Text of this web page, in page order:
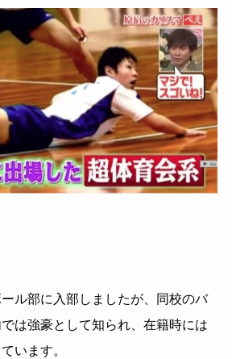
ル部に入部しましたが、同校のバ
は強豪として知られ、在籍時には
います。